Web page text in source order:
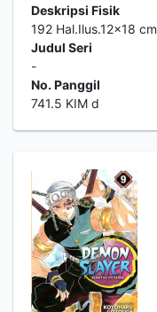
Deskripsi Fisik
192 Hal.Ilus.12x18 cm
Judul Seri
-
No. Panggil
741.5 KIM d